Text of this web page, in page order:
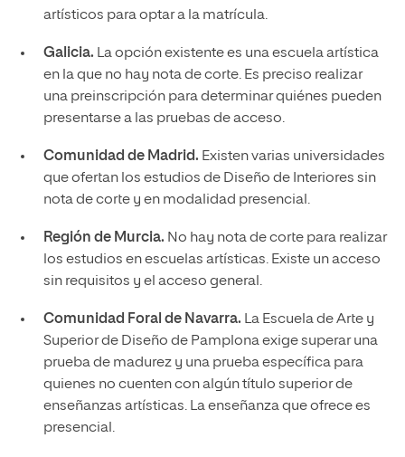
artísticos para optar a la matrícula.
Galicia. La opción existente es una escuela artística
en la que no hay nota de corte. Es preciso realizar
una preinscripción para determinar quiénes pueden
presentarse a las pruebas de acceso.
Comunidad de Madrid. Existen varias universidades
que ofertan los estudios de Diseño de Interiores sin
nota de corte y en modalidad presencial.
Región de Murcia. No hay nota de corte para realizar
los estudios en escuelas artísticas. Existe un acceso
sin requisitos y el acceso general.
Comunidad Foral de Navarra. La Escuela de Arte y
Superior de Diseño de Pamplona exige superar una
prueba de madurez y una prueba específica para
quienes no cuenten con algún título superior de
enseñanzas artísticas. La enseñanza que ofrece es
presencial.